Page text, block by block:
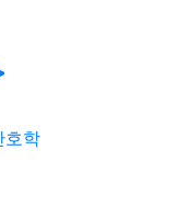
호학